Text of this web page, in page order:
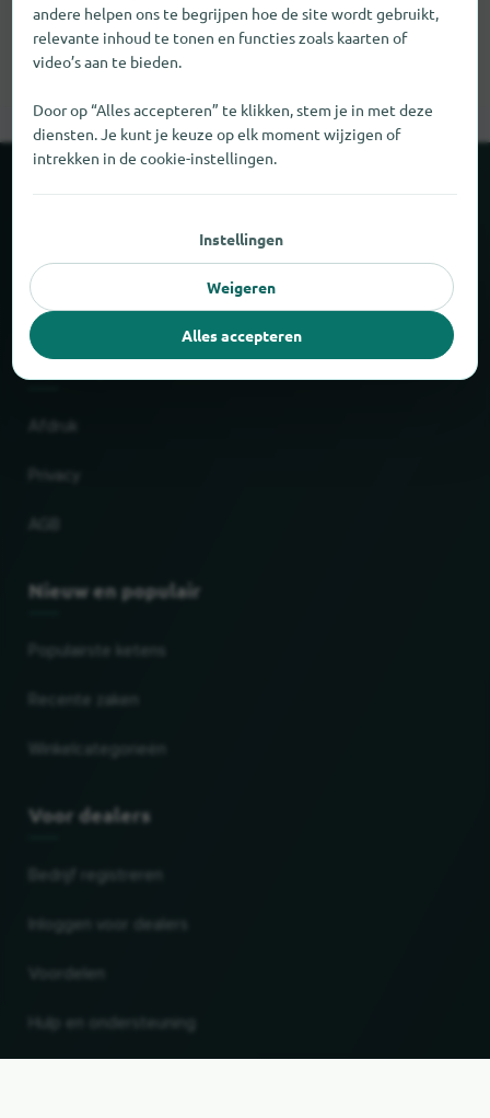
weet waar Sleepy te vinden is, zouden we het erg op prijs
stellen als u ons dat laat weten.
Over locabee
Partner
Wettelijk
Nieuw en populair
Populairste ketens
Voor dealers
andere helpen ons te begrijpen hoe de site wordt gebruikt,
relevante inhoud te tonen en functies zoals kaarten of
video’s aan te bieden.
Door op “Alles accepteren” te klikken, stem je in met deze
diensten. Je kunt je keuze op elk moment wijzigen of
intrekken in de cookie-instellingen.
Instellingen
Weigeren
Alles accepteren